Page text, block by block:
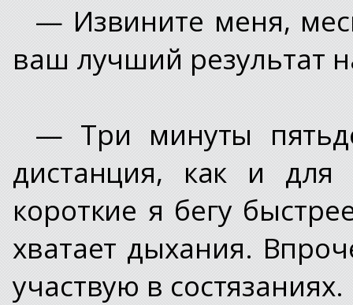
— Извините меня,
ваш лучший результат
— Три минуты
дистанция, как и для
короткие я бегу
хватает дыхания.
участвую в состязаниях.